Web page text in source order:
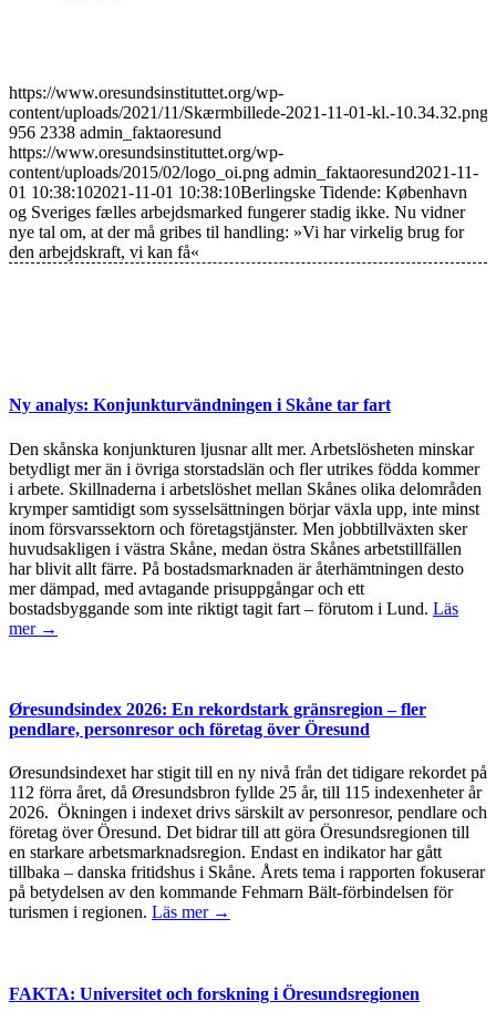
https://www.oresundsinstituttet.org/wp-
content/uploads/2021/11/Skærmbillede-2021-11-01-kl.-10.34.32.png
956 2338 admin_faktaoresund
https://www.oresundsinstituttet.org/wp-
content/uploads/2015/02/logo_oi.png admin_faktaoresund2021-11-
01 10:38:102021-11-01 10:38:10Berlingske Tidende: København
og Sveriges fælles arbejdsmarked fungerer stadig ikke. Nu vidner
nye tal om, at der må gribes til handling: »Vi har virkelig brug for
den arbejdskraft, vi kan få«
Ny analys: Konjunkturvändningen i Skåne tar fart
Den skånska konjunkturen ljusnar allt mer. Arbetslösheten minskar
betydligt mer än i övriga storstadslän och fler utrikes födda kommer
i arbete. Skillnaderna i arbetslöshet mellan Skånes olika delområden
krymper samtidigt som sysselsättningen börjar växla upp, inte minst
inom försvarssektorn och företagstjänster. Men jobbtillväxten sker
huvudsakligen i västra Skåne, medan östra Skånes arbetstillfällen
har blivit allt färre. På bostadsmarknaden är återhämtningen desto
mer dämpad, med avtagande prisuppgångar och ett
bostadsbyggande som inte riktigt tagit fart – förutom i Lund. Läs
mer →
Øresundsindex 2026: En rekordstark gränsregion – fler
pendlare, personresor och företag över Öresund
Øresundsindexet har stigit till en ny nivå från det tidigare rekordet på
112 förra året, då Øresundsbron fyllde 25 år, till 115 indexenheter år
2026. Ökningen i indexet drivs särskilt av personresor, pendlare och
företag över Öresund. Det bidrar till att göra Öresundsregionen till
en starkare arbetsmarknadsregion. Endast en indikator har gått
tillbaka – danska fritidshus i Skåne. Årets tema i rapporten fokuserar
på betydelsen av den kommande Fehmarn Bält-förbindelsen för
turismen i regionen. Läs mer →
FAKTA: Universitet och forskning i Öresundsregionen